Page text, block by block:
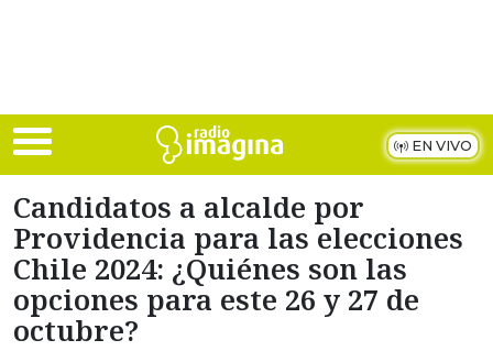
EN VIVO
Candidatos a alcalde por
Providencia para las elecciones
Chile 2024: ¿Quiénes son las
opciones para este 26 y 27 de
octubre?